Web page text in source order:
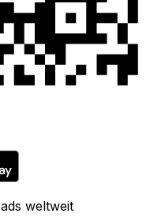
weltweit